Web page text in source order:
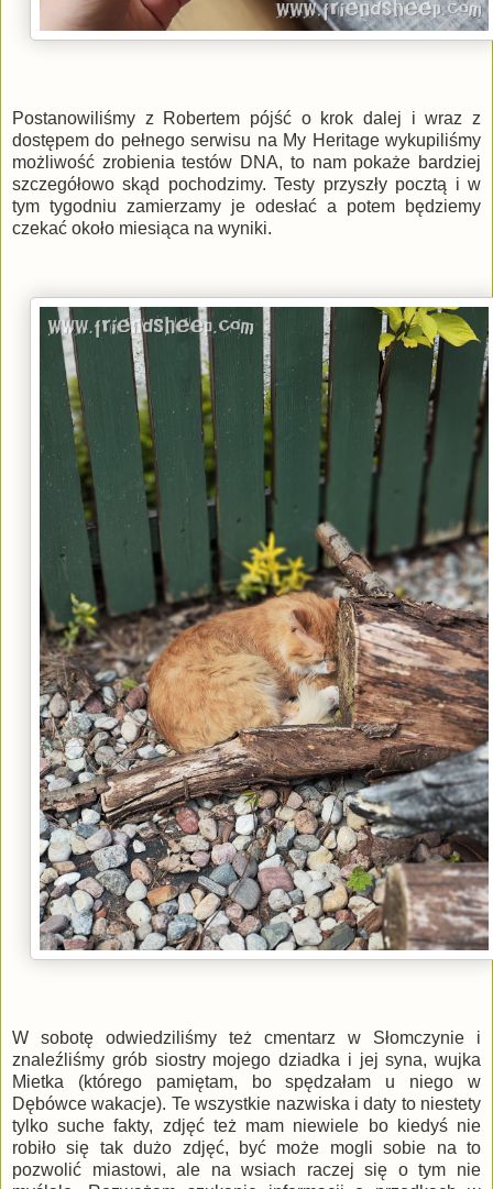
Postanowiliśmy z Robertem pójść o krok dalej i wraz z
dostępem do pełnego serwisu na My Heritage wykupiliśmy
możliwość zrobienia testów DNA, to nam pokaże bardziej
szczegółowo skąd pochodzimy. Testy przyszły pocztą i w
tym tygodniu zamierzamy je odesłać a potem będziemy
czekać około miesiąca na wyniki.
W sobotę odwiedziliśmy też cmentarz w Słomczynie i
znaleźliśmy grób siostry mojego dziadka i jej syna, wujka
Mietka (którego pamiętam, bo spędzałam u niego w
Dębówce wakacje). Te wszystkie nazwiska i daty to niestety
tylko suche fakty, zdjęć też mam niewiele bo kiedyś nie
robiło się tak dużo zdjęć, być może mogli sobie na to
pozwolić miastowi, ale na wsiach raczej się o tym nie